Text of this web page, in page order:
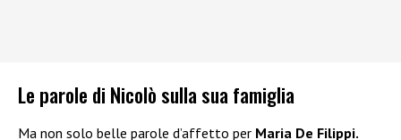
Le parole di Nicolò sulla sua famiglia
Ma non solo belle parole d’affetto per Maria De Filippi.